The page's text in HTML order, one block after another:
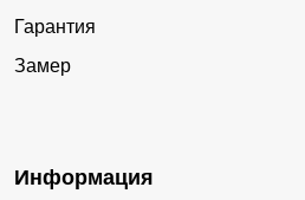
Гарантия
Замер
Информация